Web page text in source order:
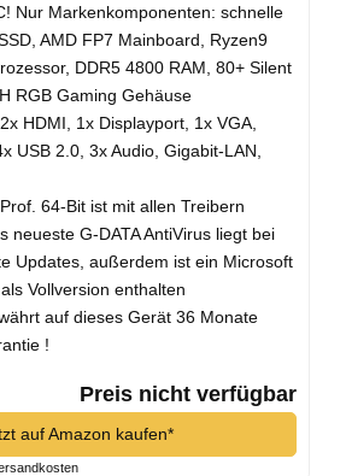
Nur Markenkomponenten: schnelle
AMD FP7 Mainboard, Ryzen9
DDR5 4800 RAM, 80+ Silent
RGB Gaming Gehäuse
HDMI, 1x Displayport, 1x VGA,
USB 2.0, 3x Audio, Gigabit-LAN,
64-Bit ist mit allen Treibern
neueste G-DATA AntiVirus liegt bei
Updates, außerdem ist ein Microsoft
Vollversion enthalten
auf dieses Gerät 36 Monate
!
Preis nicht verfügbar
auf Amazon kaufen*